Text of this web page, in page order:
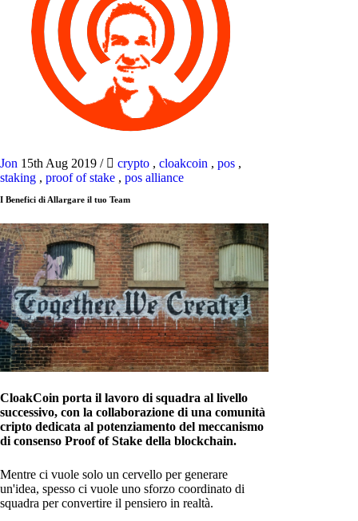
Jon 15th Aug 2019 / crypto , cloakcoin , pos ,
staking , proof of stake , pos alliance
I Benefici di Allargare il tuo Team
CloakCoin porta il lavoro di squadra al livello
successivo, con la collaborazione di una comunità
cripto dedicata al potenziamento del meccanismo
di consenso Proof of Stake della blockchain.
Mentre ci vuole solo un cervello per generare
un'idea, spesso ci vuole uno sforzo coordinato di
squadra per convertire il pensiero in realtà.